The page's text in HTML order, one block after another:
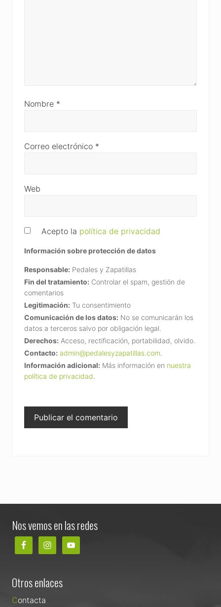
Nombre *
Correo electrónico *
Web
Acepto la política de privacidad
Información sobre protección de datos
Responsable: Pedales y Zapatillas
Fin del tratamiento: Controlar el spam, gestión de
comentarios
Legitimación: Tu consentimiento
Comunicación de los datos: No se comunicarán los
datos a terceros salvo por obligación legal.
Derechos: Acceso, rectificación, portabilidad, olvido.
Contacto: admin@pedalesyzapatillas.com.
Información adicional: Más información en nuestra
política de privacidad.
Nos vemos en las redes
Otros enlaces
Contacta